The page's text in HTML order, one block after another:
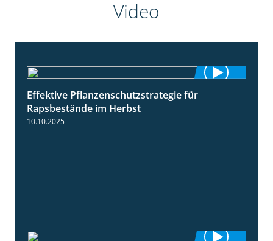
Video
Effektive Pflanzenschutzstrategie für
Rapsbestände im Herbst
10.10.2025